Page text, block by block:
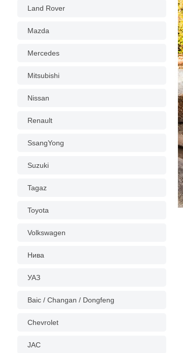
Land Rover
Mazda
Mercedes
Mitsubishi
Nissan
Renault
SsangYong
Suzuki
Tagaz
Toyota
Volkswagen
Нива
УАЗ
Baic / Changan / Dongfeng
Chevrolet
JAC